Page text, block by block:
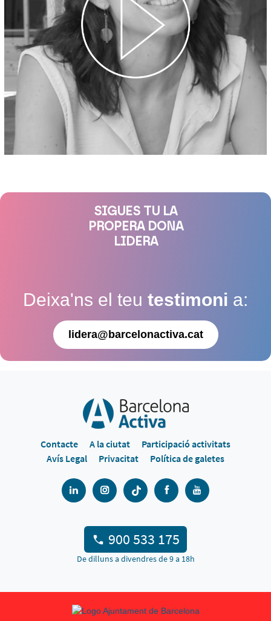
SIGUES TU LA
PROPERA DONA
LIDERA
Deixa'ns el teu testimoni a:
lidera@barcelonactiva.cat
Contacte A la ciutat
Participació activitats
Avís Legal
Privacitat Política de galetes
900 533 175
De dilluns a divendres de 9 a 18h